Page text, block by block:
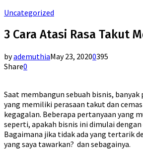
Uncategorized
3 Cara Atasi Rasa Takut
byademuthiaMay 23, 20200395
Share0
Saat membangun sebuah bisnis, banyak
yang memiliki perasaan takut dan
kegagalan. Beberapa pertanyaan yang
seperti, apakah bisnis ini dimulai dengan
Bagaimana jika tidak ada yang tertarik
yang saya tawarkan? dan sebagainya.